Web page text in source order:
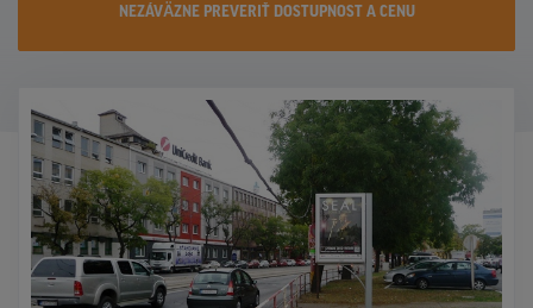
NEZÁVÄZNE PREVERIŤ DOSTUPNOST A CENU